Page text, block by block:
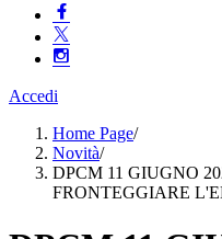
Accedi
Home Page/
Novità/
DPCM 11 GIUGNO
FRONTEGGIARE